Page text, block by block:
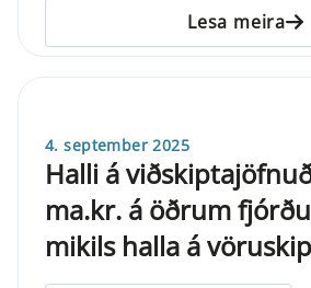
Lesa meira
4. september 2025
Halli á
ma.kr. á öðrum
mikils halla á